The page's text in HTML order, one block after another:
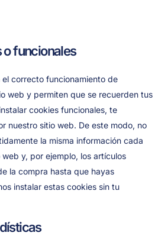
o funcionales
correcto funcionamiento de
web y permiten que se recuerden tus
cookies funcionales, te
nuestro sitio web. De este modo, no
la misma información cada
y, por ejemplo, los artículos
la compra hasta que hayas
instalar estas cookies sin tu